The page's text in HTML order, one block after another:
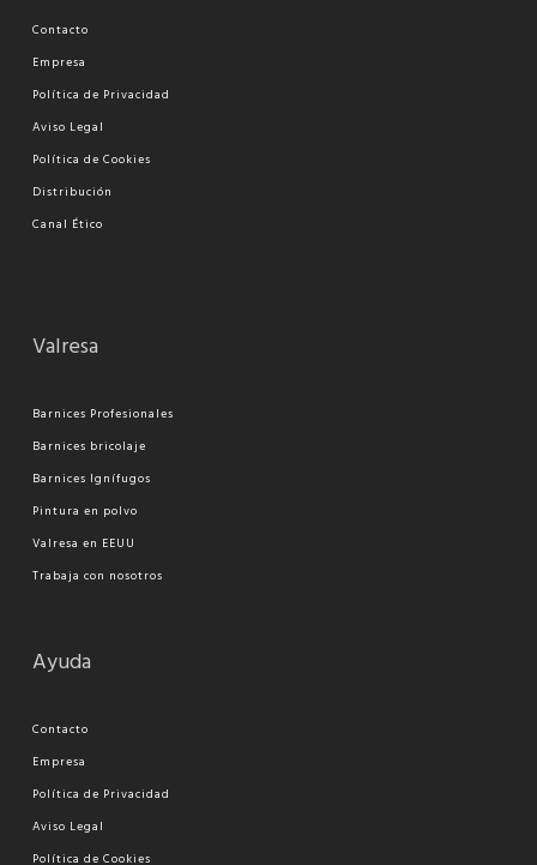
Contacto
Empresa
Política de Privacidad
Aviso Legal
Política de Cookies
Distribución
Canal Ético
Valresa
Barnices Profesionales
Barnices bricolaje
Barnices Ignífugos
Pintura en polvo
Valresa en EEUU
Trabaja con nosotros
Ayuda
Contacto
Empresa
Política de Privacidad
Aviso Legal
Política de Cookies